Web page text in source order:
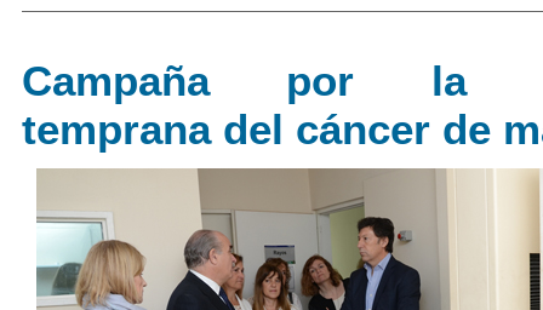
Campaña por la
temprana del cáncer de